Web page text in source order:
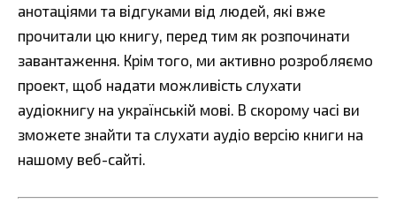
анотаціями та відгуками від людей, які вже
прочитали цю книгу, перед тим як розпочинати
завантаження. Крім того, ми активно розробляємо
проект, щоб надати можливість слухати
аудіокнигу на українській мові. В скорому часі ви
зможете знайти та слухати аудіо версію книги на
нашому веб-сайті.